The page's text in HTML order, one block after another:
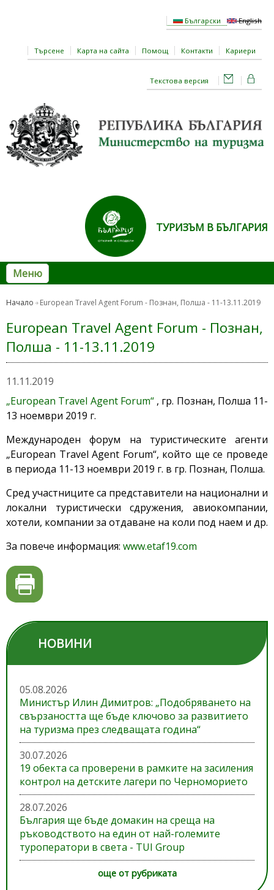
Български English
Търсене Карта на сайта Помощ Контакти Кариери
Текстова версия
ТУРИЗЪМ В БЪЛГАРИЯ
Меню
Начало European Travel Agent Forum - Познан, Полша - 11-13.11.2019
European Travel Agent Forum - Познан,
Полша - 11-13.11.2019
11.11.2019
„European Travel Agent Forum“, гр. Познан, Полша 11-
13 ноември 2019 г.
Международeн форум на туристическите агенти
„European Travel Agent Forum“, който ще се проведе
в периода 11-13 ноември 2019 г. в гр. Познан, Полша.
Сред участниците са представители на национални и
локални туристически сдружения, авиокомпании,
хотели, компании за отдаване на коли под наем и др.
За повече информация: www.etaf19.com
НОВИНИ
05.08.2026
Министър Илин Димитров: „Подобряването на
свързаността ще бъде ключово за развитието
на туризма през следващата година“
30.07.2026
19 обекта са проверени в рамките на засиления
контрол на детските лагери по Черноморието
28.07.2026
България ще бъде домакин на среща на
ръководството на един от най-големите
туроператори в света - TUI Group
още от рубриката